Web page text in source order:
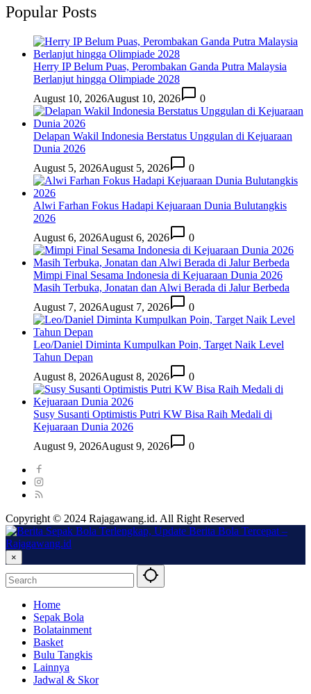
Popular Posts
Herry IP Belum Puas, Perombakan Ganda Putra Malaysia
Berlanjut hingga Olimpiade 2028
August 10, 2026August 10, 2026 0
Delapan Wakil Indonesia Berstatus Unggulan di Kejuaraan
Dunia 2026
August 5, 2026August 5, 2026 0
Alwi Farhan Fokus Hadapi Kejuaraan Dunia Bulutangkis
2026
August 6, 2026August 6, 2026 0
Mimpi Final Sesama Indonesia di Kejuaraan Dunia 2026
Masih Terbuka, Jonatan dan Alwi Berada di Jalur Berbeda
August 7, 2026August 7, 2026 0
Leo/Daniel Diminta Kumpulkan Poin, Target Naik Level
Tahun Depan
August 8, 2026August 8, 2026 0
Susy Susanti Optimistis Putri KW Bisa Raih Medali di
Kejuaraan Dunia 2026
August 9, 2026August 9, 2026 0
Copyright © 2024 Rajagawang.id. All Right Reserved
×
Home
Sepak Bola
Bolatainment
Basket
Bulu Tangkis
Lainnya
Jadwal & Skor